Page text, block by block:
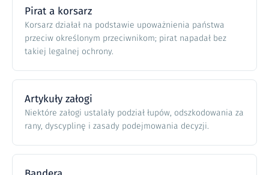
Pirat a korsarz
Korsarz działał na podstawie upoważnienia państwa
przeciw określonym przeciwnikom; pirat napadał bez
takiej legalnej ochrony.
Artykuły załogi
Niektóre załogi ustalały podział łupów, odszkodowania za
rany, dyscyplinę i zasady podejmowania decyzji.